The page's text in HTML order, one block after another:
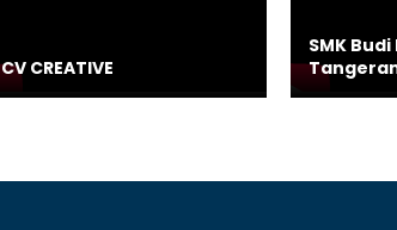
CV CREATIVE
SMK